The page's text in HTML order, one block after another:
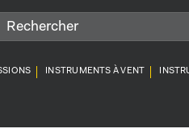
INSTRUMENTS À VENT